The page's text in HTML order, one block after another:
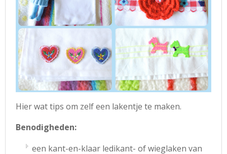
Hier wat tips om zelf een lakentje te maken.
Benodigheden:
een kant-en-klaar ledikant- of wieglaken van